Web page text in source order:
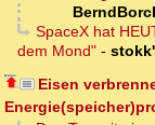
SpaceX hat
dem Mond" - stokk'
Eisen